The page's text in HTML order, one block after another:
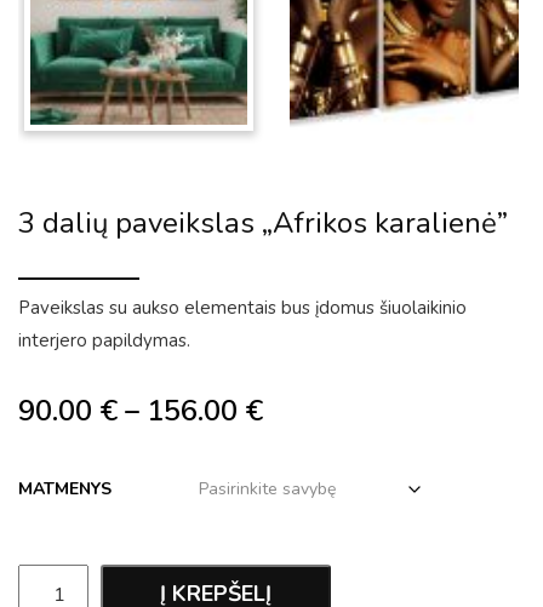
3 dalių paveikslas „Afrikos karalienė”
Paveikslas su aukso elementais bus įdomus šiuolaikinio
interjero papildymas.
90.00 €– 156.00 €
MATMENYS
Į KREPŠELĮ